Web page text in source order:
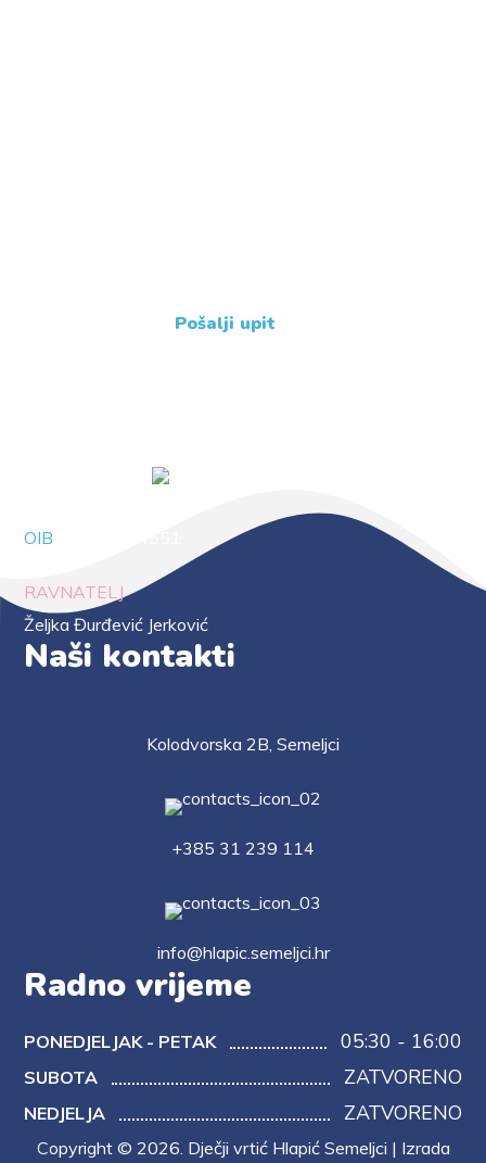
Pošalji upit
OIB
RAVNATELJ
Željka Đurđević Jerković
Naši kontakti
Kolodvorska 2B, Semeljci
+385 31 239 114
info@hlapic.semeljci.hr
Radno vrijeme
PONEDJELJAK - PETAK 05:30 - 16:00
SUBOTA ZATVORENO
NEDJELJA ZATVORENO
Copyright © 2026. Dječji vrtić Hlapić Semeljci | Izrada